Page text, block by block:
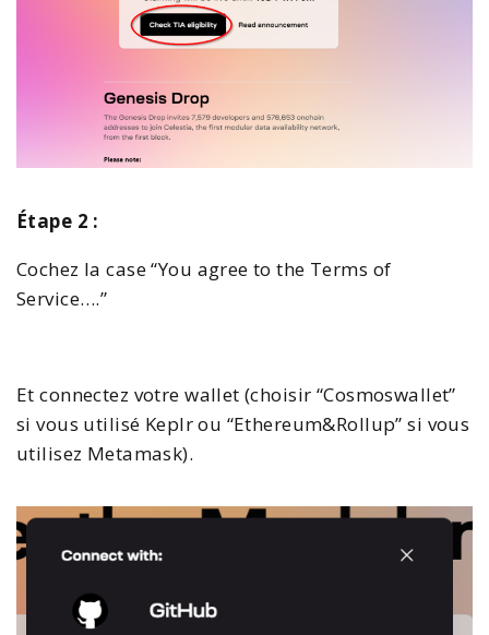
Étape 2 :
Cochez la case “You agree to the Terms of
Service….”
Et connectez votre wallet (choisir “Cosmoswallet”
si vous utilisé Keplr ou “Ethereum&Rollup” si vous
utilisez Metamask).